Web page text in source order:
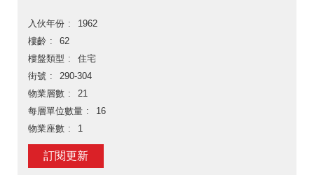
入伙年份
1962
樓齡
62
樓盤類型
住宅
街號
290-304
物業層數
21
每層單位數量
16
物業座數
1
訂閱更新